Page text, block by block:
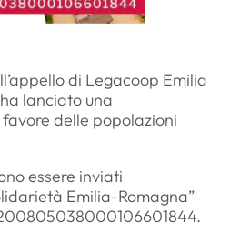
di Legacoop Emilia
lanciato una
delle popolazioni
essere inviati
Emilia-Romagna”